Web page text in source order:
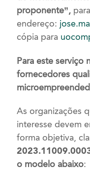
proponente”,
endereço:
cópia para
Para este serviço
fornecedores
As organizações
interesse devem
forma objetiva,
o modelo abaixo: